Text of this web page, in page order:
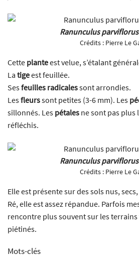
Ranunculus parviflorus
Crédits : Pierre Le
Cette planteest velue, s’étalant
La tigeest feuillée.
Sesfeuilles radicalessont arrondies.
Lesfleurssont petites (3-6 mm). Les
sillonnés. Les pétales ne sont pas plus
réfléchis.
Ranunculus parviflorus
Crédits : Pierre Le
Elle est présente sur des sols nus,
Ré, elle est assez répandue. Parfois
rencontre plus souvent sur les terrains
piétinés.
Mots-clés